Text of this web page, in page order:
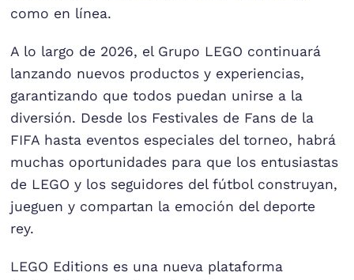
como en línea.
A lo largo de 2026, el Grupo LEGO continuará
lanzando nuevos productos y experiencias,
garantizando que todos puedan unirse a la
diversión. Desde los Festivales de Fans de la
FIFA hasta eventos especiales del torneo, habrá
muchas oportunidades para que los entusiastas
de LEGO y los seguidores del fútbol construyan,
jueguen y compartan la emoción del deporte
rey.
LEGO Editions es una nueva plataforma